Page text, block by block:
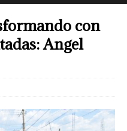
con
Angel